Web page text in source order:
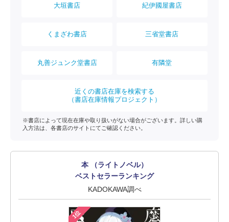
大垣書店 紀伊國屋書店
くまざわ書店 三省堂書店
丸善ジュンク堂書店 有隣堂
近くの書店在庫を検索する
（書店在庫情報プロジェクト）
※書店によって現在在庫や取り扱いがない場合がございます。詳しい購
入方法は、各書店のサイトにてご確認ください。
本 （ライトノベル）
ベストセラーランキング
KADOKAWA調べ
1位